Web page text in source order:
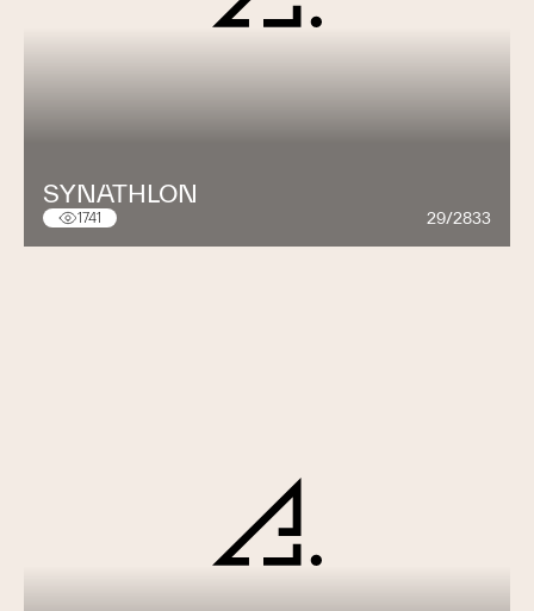
SYNATHLON
1741 29/2833